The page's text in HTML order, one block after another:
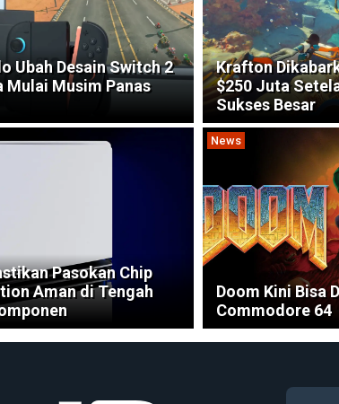
Ubah Desain Switch 2
Mulai Musim Panas
Krafton
$250 Juta
Sukses Besar
Pasokan Chip
Aman di Tengah
News
Doom Kini Bisa
Commodore 64